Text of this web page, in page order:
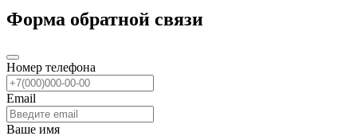
Форма обратной связи
Номер телефона
Email
Ваше имя